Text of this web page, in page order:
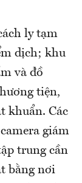
ly tạm
dịch; khu
và đồ
tiện,
khuẩn. Các
giám
trung cần
bằng nơi